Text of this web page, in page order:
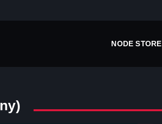
NODE STORE